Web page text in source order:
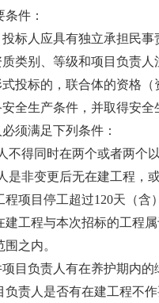
件：
投标人应具有独立承担民
质类别、等级和项目负责
式投标的，联合体的资格
安全生产条件，并取得安
须满足下列条件：
不得同时在两个或者两个
是非变更后无在建工程
程项目停工超过120天（
建工程与本次招标的工程
之内。
目负责人有在养护期内
负责人是否有在建工程不